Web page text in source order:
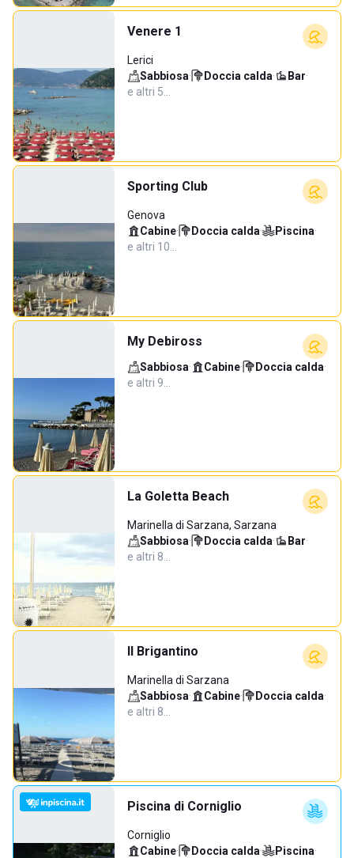
Venere 1
Lerici
Sabbiosa· Doccia calda· Bar·
e altri 5…
Sporting Club
Genova
Cabine· Doccia calda· Piscina·
e altri 10…
My Debiross
Sabbiosa· Cabine· Doccia calda·
e altri 9…
La Goletta Beach
Marinella di Sarzana, Sarzana
Sabbiosa· Doccia calda· Bar·
e altri 8…
Il Brigantino
Marinella di Sarzana
Sabbiosa· Cabine· Doccia calda·
e altri 8…
Piscina di Corniglio
Corniglio
Cabine· Doccia calda· Piscina·